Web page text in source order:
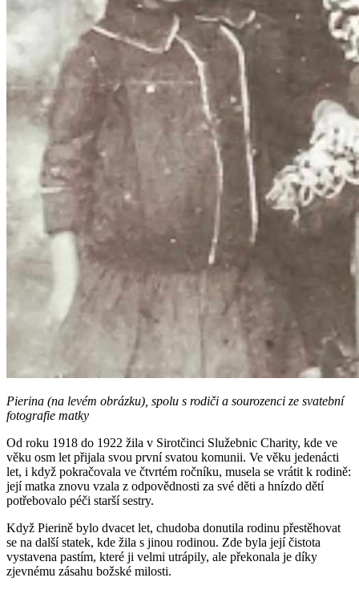
Pierina (na levém obrázku), spolu s rodiči a sourozenci ze svatební
fotografie matky
Od roku 1918 do 1922 žila v Sirotčinci Služebnic Charity, kde ve
věku osm let přijala svou první svatou komunii. Ve věku jedenácti
let, i když pokračovala ve čtvrtém ročníku, musela se vrátit k rodině:
její matka znovu vzala z odpovědnosti za své děti a hnízdo dětí
potřebovalo péči starší sestry.
Když Pierině bylo dvacet let, chudoba donutila rodinu přestěhovat
se na další statek, kde žila s jinou rodinou. Zde byla její čistota
vystavena pastím, které ji velmi utrápily, ale překonala je díky
zjevnému zásahu božské milosti.